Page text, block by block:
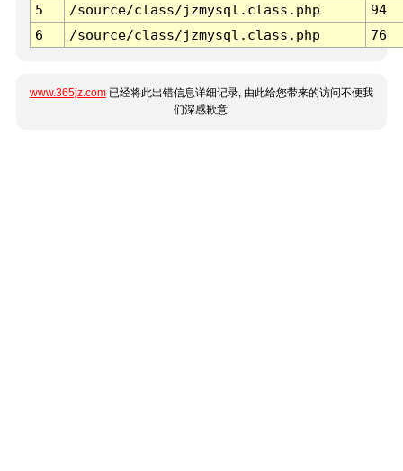
5
/source/class/jzmysql.class.php
94
6
/source/class/jzmysql.class.php 76
www.365jz.com 已经将此出错信息详细记录, 由此给您带来的访问不便我
们深感歉意.